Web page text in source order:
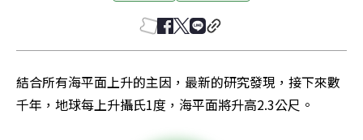
結合所有海平面上升的主因，最新的研究發現，接下來數
千年，地球每上升攝氏1度，海平面將升高2.3公尺。